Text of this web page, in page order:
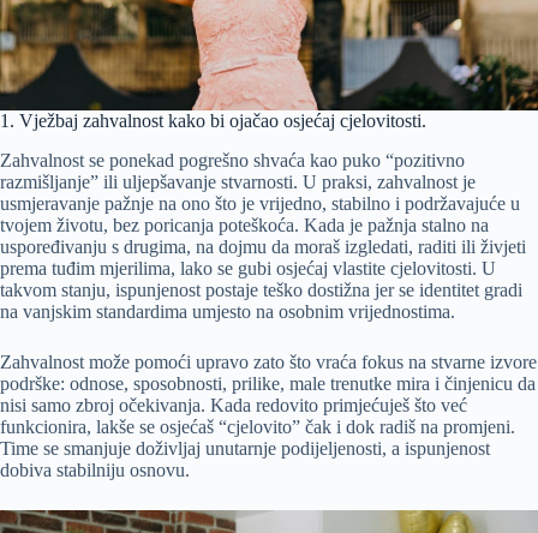
1. Vježbaj zahvalnost kako bi ojačao osjećaj cjelovitosti.
Zahvalnost se ponekad pogrešno shvaća kao puko “pozitivno
razmišljanje” ili uljepšavanje stvarnosti. U praksi, zahvalnost je
usmjeravanje pažnje na ono što je vrijedno, stabilno i podržavajuće u
tvojem životu, bez poricanja poteškoća. Kada je pažnja stalno na
uspoređivanju s drugima, na dojmu da moraš izgledati, raditi ili živjeti
prema tuđim mjerilima, lako se gubi osjećaj vlastite cjelovitosti. U
takvom stanju, ispunjenost postaje teško dostižna jer se identitet gradi
na vanjskim standardima umjesto na osobnim vrijednostima.
Zahvalnost može pomoći upravo zato što vraća fokus na stvarne izvore
podrške: odnose, sposobnosti, prilike, male trenutke mira i činjenicu da
nisi samo zbroj očekivanja. Kada redovito primjećuješ što već
funkcionira, lakše se osjećaš “cjelovito” čak i dok radiš na promjeni.
Time se smanjuje doživljaj unutarnje podijeljenosti, a ispunjenost
dobiva stabilniju osnovu.